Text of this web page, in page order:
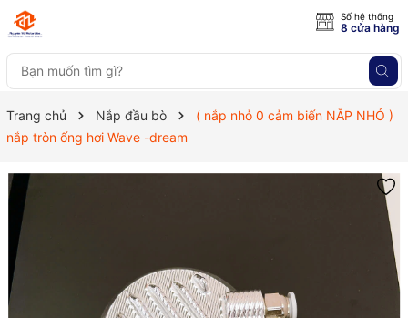
Số hệ thống
8 cửa hàng
Trang chủ Nắp đầu bò
( nắp nhỏ 0 cảm biến NẮP NHỎ )
nắp tròn ống hơi Wave -dream